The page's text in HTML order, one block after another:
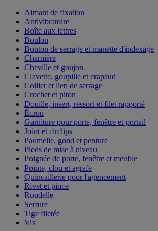
Aimant de fixation
Antivibratoire
Boîte aux lettres
Boulon
Bouton de serrage et manette d'indexage
Charnière
Cheville et goujon
Clavette, goupille et crapaud
Collier et lien de serrage
Crochet et piton
Douille, insert, ressort et filet rapporté
Écrou
Garniture pour porte, fenêtre et portail
Joint et circlips
Paumelle, gond et penture
Pieds de mise à niveau
Poignée de porte, fenêtre et meuble
Pointe, clou et agrafe
Quincaillerie pour l'agencement
Rivet et pince
Rondelle
Serrure
Tige filetée
Vis